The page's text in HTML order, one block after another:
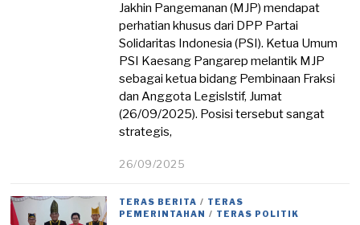
Jakhin Pangemanan (MJP) mendapat
perhatian khusus dari DPP Partai
Solidaritas Indonesia (PSI). Ketua Umum
PSI Kaesang Pangarep melantik MJP
sebagai ketua bidang Pembinaan Fraksi
dan Anggota Legislstif, Jumat
(26/09/2025). Posisi tersebut sangat
strategis,
26/09/2025
0
TERAS BERITA / TERAS
PEMERINTAHAN / TERAS POLITIK